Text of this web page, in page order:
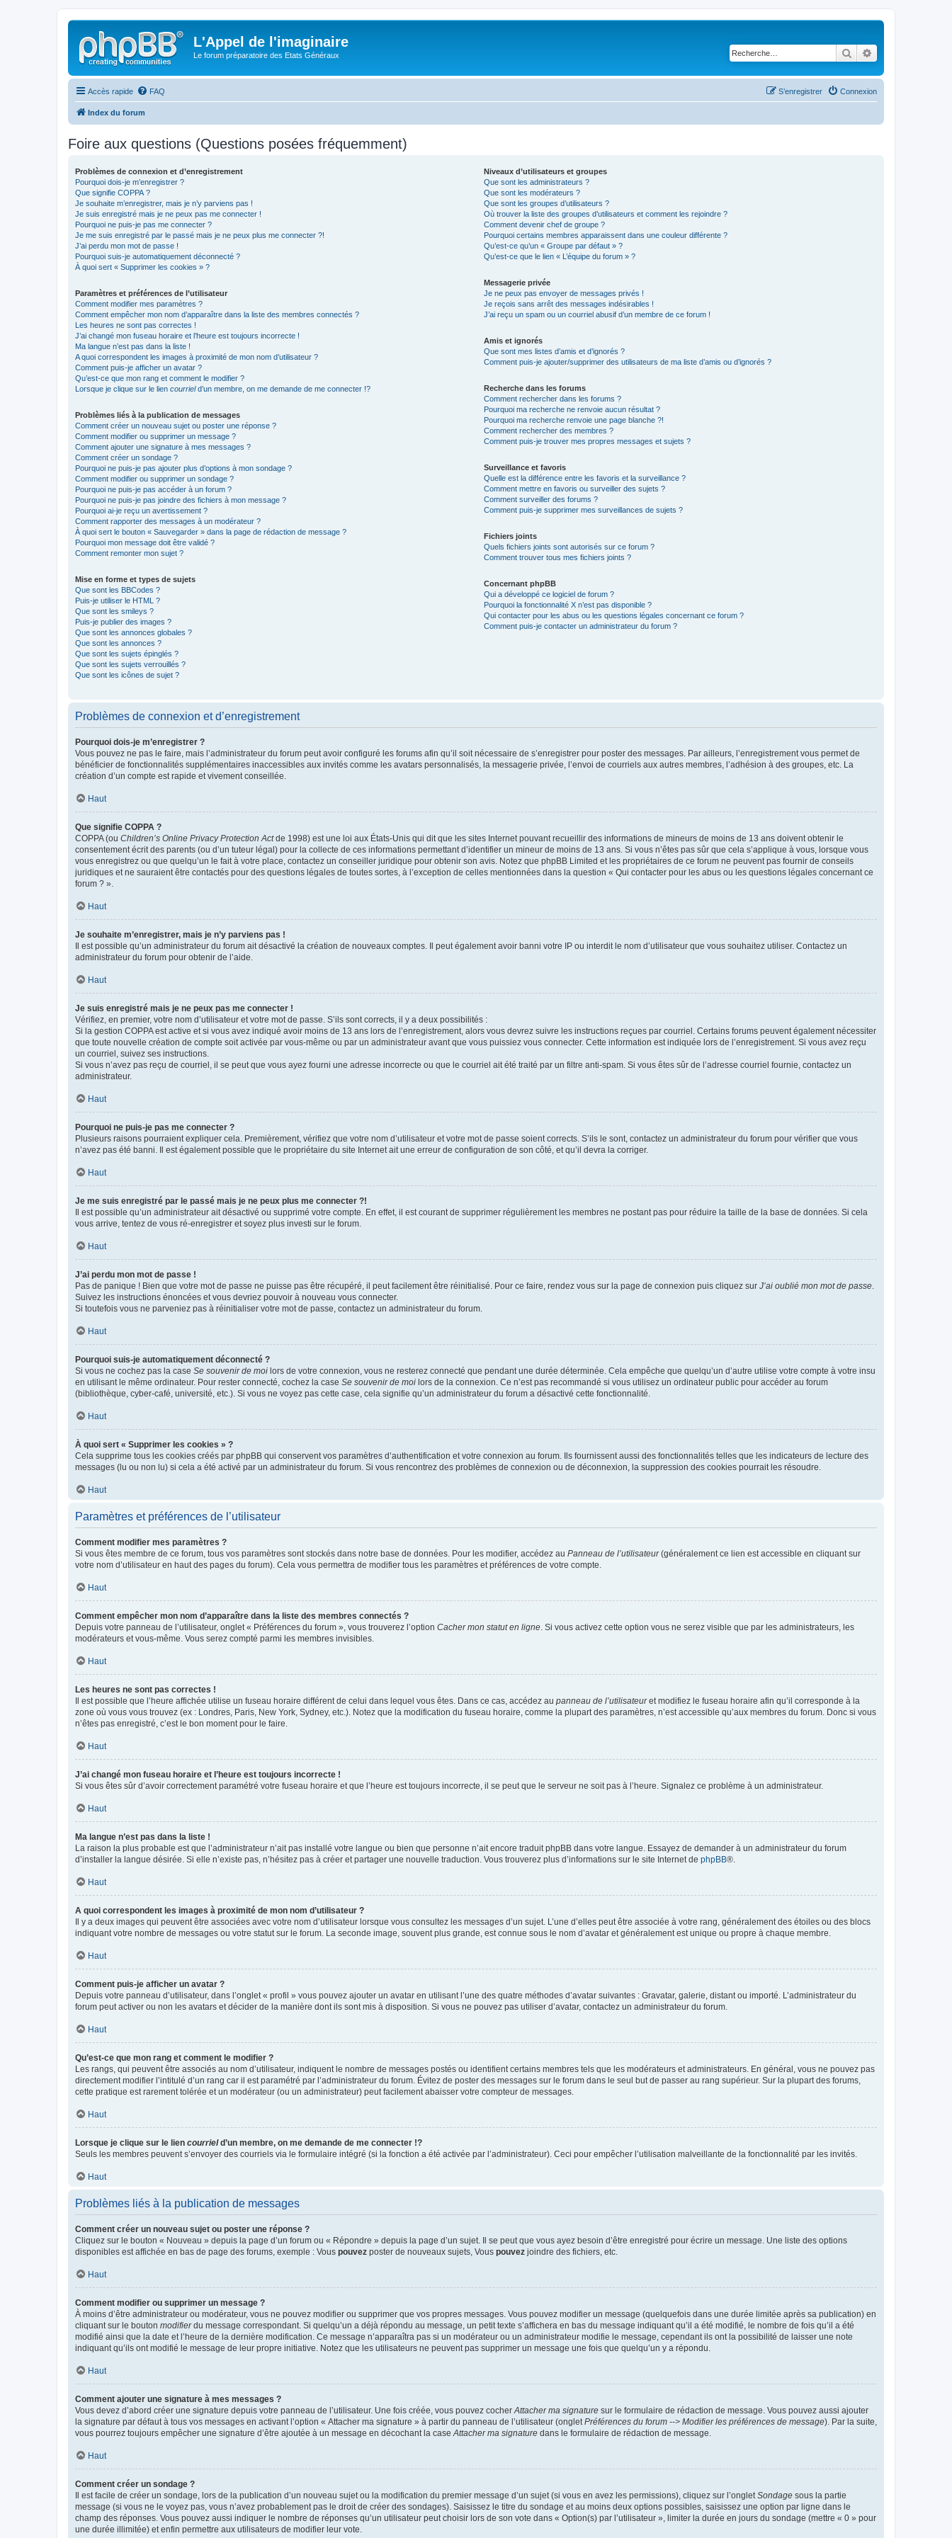
L'Appel de l'imaginaire
Le forum préparatoire des Etats Généraux Rechercher
Accès rapide FAQ Connexion
S’enregistrer
Index du forum
Foire aux questions (Questions posées fréquemment)
Problèmes de connexion et d’enregistrement
Pourquoi dois-je m’enregistrer ?
Que signifie COPPA ?
Je souhaite m’enregistrer, mais je n’y parviens pas !
Je suis enregistré mais je ne peux pas me connecter !
Pourquoi ne puis-je pas me connecter ?
Je me suis enregistré par le passé mais je ne peux plus me connecter ?!
J’ai perdu mon mot de passe !
Pourquoi suis-je automatiquement déconnecté ?
À quoi sert « Supprimer les cookies » ?
Paramètres et préférences de l’utilisateur
Comment modifier mes paramètres ?
Comment empêcher mon nom d’apparaître dans la liste des membres connectés ?
Les heures ne sont pas correctes !
J’ai changé mon fuseau horaire et l’heure est toujours incorrecte !
Ma langue n’est pas dans la liste !
A quoi correspondent les images à proximité de mon nom d’utilisateur ?
Comment puis-je afficher un avatar ?
Qu’est-ce que mon rang et comment le modifier ?
Lorsque je clique sur le lien courrield’un membre, on me demande de me connecter !?
Problèmes liés à la publication de messages
Comment créer un nouveau sujet ou poster une réponse ?
Comment modifier ou supprimer un message ?
Comment ajouter une signature à mes messages ?
Comment créer un sondage ?
Pourquoi ne puis-je pas ajouter plus d’options à mon sondage ?
Comment modifier ou supprimer un sondage ?
Pourquoi ne puis-je pas accéder à un forum ?
Pourquoi ne puis-je pas joindre des fichiers à mon message ?
Pourquoi ai-je reçu un avertissement ?
Comment rapporter des messages à un modérateur ?
À quoi sert le bouton « Sauvegarder » dans la page de rédaction de message ?
Pourquoi mon message doit être validé ?
Comment remonter mon sujet ?
Mise en forme et types de sujets
Que sont les BBCodes ?
Puis-je utiliser le HTML ?
Que sont les smileys ?
Puis-je publier des images ?
Que sont les annonces globales ?
Que sont les annonces ?
Que sont les sujets épinglés ?
Que sont les sujets verrouillés ?
Que sont les icônes de sujet ?
Niveaux d’utilisateurs et groupes
Que sont les administrateurs ?
Que sont les modérateurs ?
Que sont les groupes d’utilisateurs ?
Où trouver la liste des groupes d’utilisateurs et comment les rejoindre ?
Comment devenir chef de groupe ?
Pourquoi certains membres apparaissent dans une couleur différente ?
Qu’est-ce qu’un « Groupe par défaut » ?
Qu’est-ce que le lien « L’équipe du forum » ?
Messagerie privée
Je ne peux pas envoyer de messages privés !
Je reçois sans arrêt des messages indésirables !
J’ai reçu un spam ou un courriel abusif d’un membre de ce forum !
Amis et ignorés
Que sont mes listes d’amis et d’ignorés ?
Comment puis-je ajouter/supprimer des utilisateurs de ma liste d’amis ou d’ignorés ?
Recherche dans les forums
Comment rechercher dans les forums ?
Pourquoi ma recherche ne renvoie aucun résultat ?
Pourquoi ma recherche renvoie une page blanche ?!
Comment rechercher des membres ?
Comment puis-je trouver mes propres messages et sujets ?
Surveillance et favoris
Quelle est la différence entre les favoris et la surveillance ?
Comment mettre en favoris ou surveiller des sujets ?
Comment surveiller des forums ?
Comment puis-je supprimer mes surveillances de sujets ?
Fichiers joints
Quels fichiers joints sont autorisés sur ce forum ?
Comment trouver tous mes fichiers joints ?
Concernant phpBB
Qui a développé ce logiciel de forum ?
Pourquoi la fonctionnalité X n’est pas disponible ?
Qui contacter pour les abus ou les questions légales concernant ce forum ?
Comment puis-je contacter un administrateur du forum ?
Problèmes de connexion et d’enregistrement
Pourquoi dois-je m’enregistrer ?
Vous pouvez ne pas le faire, mais l’administrateur du forum peut avoir configuré les forums afin qu’il soit nécessaire de s’enregistrer pour poster des messages. Par ailleurs, l’enregistrement vous permet de
bénéficier de fonctionnalités supplémentaires inaccessibles aux invités comme les avatars personnalisés, la messagerie privée, l’envoi de courriels aux autres membres, l’adhésion à des groupes, etc. La
création d’un compte est rapide et vivement conseillée.
Haut
Que signifie COPPA ?
COPPA (ou Children’s Online Privacy Protection Actde 1998) est une loi aux États-Unis qui dit que les sites Internet pouvant recueillir des informations de mineurs de moins de 13 ans doivent obtenir le
consentement écrit des parents (ou d’un tuteur légal) pour la collecte de ces informations permettant d’identifier un mineur de moins de 13 ans. Si vous n’êtes pas sûr que cela s’applique à vous, lorsque vous
vous enregistrez ou que quelqu’un le fait à votre place, contactez un conseiller juridique pour obtenir son avis. Notez que phpBB Limited et les propriétaires de ce forum ne peuvent pas fournir de conseils
juridiques et ne sauraient être contactés pour des questions légales de toutes sortes, à l’exception de celles mentionnées dans la question « Qui contacter pour les abus ou les questions légales concernant ce
forum ? ».
Haut
Je souhaite m’enregistrer, mais je n’y parviens pas !
Il est possible qu’un administrateur du forum ait désactivé la création de nouveaux comptes. Il peut également avoir banni votre IP ou interdit le nom d’utilisateur que vous souhaitez utiliser. Contactez un
administrateur du forum pour obtenir de l’aide.
Haut
Je suis enregistré mais je ne peux pas me connecter !
Vérifiez, en premier, votre nom d’utilisateur et votre mot de passe. S’ils sont corrects, il y a deux possibilités :
Si la gestion COPPA est active et si vous avez indiqué avoir moins de 13 ans lors de l’enregistrement, alors vous devrez suivre les instructions reçues par courriel. Certains forums peuvent également nécessiter
que toute nouvelle création de compte soit activée par vous-même ou par un administrateur avant que vous puissiez vous connecter. Cette information est indiquée lors de l’enregistrement. Si vous avez reçu
un courriel, suivez ses instructions.
Si vous n’avez pas reçu de courriel, il se peut que vous ayez fourni une adresse incorrecte ou que le courriel ait été traité par un filtre anti-spam. Si vous êtes sûr de l’adresse courriel fournie, contactez un
administrateur.
Haut
Pourquoi ne puis-je pas me connecter ?
Plusieurs raisons pourraient expliquer cela. Premièrement, vérifiez que votre nom d’utilisateur et votre mot de passe soient corrects. S’ils le sont, contactez un administrateur du forum pour vérifier que vous
n’avez pas été banni. Il est également possible que le propriétaire du site Internet ait une erreur de configuration de son côté, et qu’il devra la corriger.
Haut
Je me suis enregistré par le passé mais je ne peux plus me connecter ?!
Il est possible qu’un administrateur ait désactivé ou supprimé votre compte. En effet, il est courant de supprimer régulièrement les membres ne postant pas pour réduire la taille de la base de données. Si cela
vous arrive, tentez de vous ré-enregistrer et soyez plus investi sur le forum.
Haut
J’ai perdu mon mot de passe !
Pas de panique ! Bien que votre mot de passe ne puisse pas être récupéré, il peut facilement être réinitialisé. Pour ce faire, rendez vous sur la page de connexion puis cliquez sur J’ai oublié mon mot de passe
Suivez les instructions énoncées et vous devriez pouvoir à nouveau vous connecter.
Si toutefois vous ne parveniez pas à réinitialiser votre mot de passe, contactez un administrateur du forum.
Haut
Pourquoi suis-je automatiquement déconnecté ?
Si vous ne cochez pas la case Se souvenir de moi lors de votre connexion, vous ne resterez connecté que pendant une durée déterminée. Cela empêche que quelqu’un d’autre utilise votre compte à votre insu
en utilisant le même ordinateur. Pour rester connecté, cochez la case Se souvenir de moi lors de la connexion. Ce n’est pas recommandé si vous utilisez un ordinateur public pour accéder au forum
(bibliothèque, cyber-café, université, etc.). Si vous ne voyez pas cette case, cela signifie qu’un administrateur du forum a désactivé cette fonctionnalité.
Haut
À quoi sert « Supprimer les cookies » ?
Cela supprime tous les cookies créés par phpBB qui conservent vos paramètres d’authentification et votre connexion au forum. Ils fournissent aussi des fonctionnalités telles que les indicateurs de lecture des
messages (lu ou non lu) si cela a été activé par un administrateur du forum. Si vous rencontrez des problèmes de connexion ou de déconnexion, la suppression des cookies pourrait les résoudre.
Haut
Paramètres et préférences de l’utilisateur
Comment modifier mes paramètres ?
Si vous êtes membre de ce forum, tous vos paramètres sont stockés dans notre base de données. Pour les modifier, accédez au Panneau de l’utilisateur(généralement ce lien est accessible en cliquant sur
votre nom d’utilisateur en haut des pages du forum). Cela vous permettra de modifier tous les paramètres et préférences de votre compte.
Haut
Comment empêcher mon nom d’apparaître dans la liste des membres connectés ?
Depuis votre panneau de l’utilisateur, onglet « Préférences du forum », vous trouverez l’option Cacher mon statut en ligne . Si vous activez cette option vous ne serez visible que par les administrateurs, les
modérateurs et vous-même. Vous serez compté parmi les membres invisibles.
Haut
Les heures ne sont pas correctes !
Il est possible que l’heure affichée utilise un fuseau horaire différent de celui dans lequel vous êtes. Dans ce cas, accédez au panneau de l’utilisateuret modifiez le fuseau horaire afin qu’il corresponde à la
zone où vous vous trouvez (ex : Londres, Paris, New York, Sydney, etc.). Notez que la modification du fuseau horaire, comme la plupart des paramètres, n’est accessible qu’aux membres du forum. Donc si vous
n’êtes pas enregistré, c’est le bon moment pour le faire.
Haut
J’ai changé mon fuseau horaire et l’heure est toujours incorrecte !
Si vous êtes sûr d’avoir correctement paramétré votre fuseau horaire et que l’heure est toujours incorrecte, il se peut que le serveur ne soit pas à l’heure. Signalez ce problème à un administrateur.
Haut
Ma langue n’est pas dans la liste !
La raison la plus probable est que l’administrateur n’ait pas installé votre langue ou bien que personne n’ait encore traduit phpBB dans votre langue. Essayez de demander à un administrateur du forum
d’installer la langue désirée. Si elle n’existe pas, n’hésitez pas à créer et partager une nouvelle traduction. Vous trouverez plus d’informations sur le site Internet de phpBB®.
Haut
A quoi correspondent les images à proximité de mon nom d’utilisateur ?
Il y a deux images qui peuvent être associées avec votre nom d’utilisateur lorsque vous consultez les messages d’un sujet. L’une d’elles peut être associée à votre rang, généralement des étoiles ou des blocs
indiquant votre nombre de messages ou votre statut sur le forum. La seconde image, souvent plus grande, est connue sous le nom d’avatar et généralement est unique ou propre à chaque membre.
Haut
Comment puis-je afficher un avatar ?
Depuis votre panneau d’utilisateur, dans l’onglet « profil » vous pouvez ajouter un avatar en utilisant l’une des quatre méthodes d’avatar suivantes : Gravatar, galerie, distant ou importé. L’administrateur du
forum peut activer ou non les avatars et décider de la manière dont ils sont mis à disposition. Si vous ne pouvez pas utiliser d’avatar, contactez un administrateur du forum.
Haut
Qu’est-ce que mon rang et comment le modifier ?
Les rangs, qui peuvent être associés au nom d’utilisateur, indiquent le nombre de messages postés ou identifient certains membres tels que les modérateurs et administrateurs. En général, vous ne pouvez pas
directement modifier l’intitulé d’un rang car il est paramétré par l’administrateur du forum. Évitez de poster des messages sur le forum dans le seul but de passer au rang supérieur. Sur la plupart des forums,
cette pratique est rarement tolérée et un modérateur (ou un administrateur) peut facilement abaisser votre compteur de messages.
Haut
Lorsque je clique sur le lien courrield’un membre, on me demande de me connecter !?
Seuls les membres peuvent s’envoyer des courriels via le formulaire intégré (si la fonction a été activée par l’administrateur). Ceci pour empêcher l’utilisation malveillante de la fonctionnalité par les invités.
Haut
Problèmes liés à la publication de messages
Comment créer un nouveau sujet ou poster une réponse ?
Cliquez sur le bouton « Nouveau » depuis la page d’un forum ou « Répondre » depuis la page d’un sujet. Il se peut que vous ayez besoin d’être enregistré pour écrire un message. Une liste des options
disponibles est affichée en bas de page des forums, exemple : Vous pouvez poster de nouveaux sujets, Vous pouvez joindre des fichiers, etc.
Haut
Comment modifier ou supprimer un message ?
À moins d’être administrateur ou modérateur, vous ne pouvez modifier ou supprimer que vos propres messages. Vous pouvez modifier un message (quelquefois dans une durée limitée après sa publication) en
cliquant sur le bouton modifierdu message correspondant. Si quelqu’un a déjà répondu au message, un petit texte s’affichera en bas du message indiquant qu’il a été modifié, le nombre de fois qu’il a été
modifié ainsi que la date et l’heure de la dernière modification. Ce message n’apparaîtra pas si un modérateur ou un administrateur modifie le message, cependant ils ont la possibilité de laisser une note
indiquant qu’ils ont modifié le message de leur propre initiative. Notez que les utilisateurs ne peuvent pas supprimer un message une fois que quelqu’un y a répondu.
Haut
Comment ajouter une signature à mes messages ?
Vous devez d’abord créer une signature depuis votre panneau de l’utilisateur. Une fois créée, vous pouvez cocher Attacher ma signature sur le formulaire de rédaction de message. Vous pouvez aussi ajouter
la signature par défaut à tous vos messages en activant l’option « Attacher ma signature » à partir du panneau de l’utilisateur (onglet Préférences du forum --> Modifier les préférences de message). Par la suite,
vous pourrez toujours empêcher une signature d’être ajoutée à un message en décochant la case Attacher ma signature dans le formulaire de rédaction de message.
Haut
Comment créer un sondage ?
Il est facile de créer un sondage, lors de la publication d’un nouveau sujet ou la modification du premier message d’un sujet (si vous en avez les permissions), cliquez sur l’onglet Sondage sous la partie
message (si vous ne le voyez pas, vous n’avez probablement pas le droit de créer des sondages). Saisissez le titre du sondage et au moins deux options possibles, saisissez une option par ligne dans le
champ des réponses. Vous pouvez aussi indiquer le nombre de réponses qu’un utilisateur peut choisir lors de son vote dans « Option(s) par l’utilisateur », limiter la durée en jours du sondage (mettre « 0 » pour
une durée illimitée) et enfin permettre aux utilisateurs de modifier leur vote.